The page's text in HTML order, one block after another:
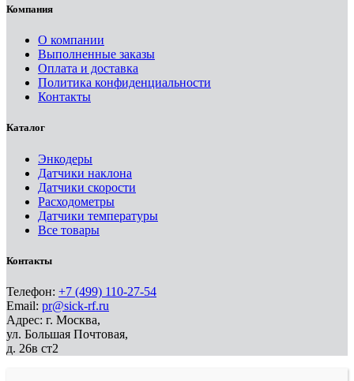
Компания
О компании
Выполненные заказы
Оплата и доставка
Политика конфиденциальности
Контакты
Каталог
Энкодеры
Датчики наклона
Датчики скорости
Расходометры
Датчики температуры
Все товары
Контакты
Телефон: +7 (499) 110-27-54
Email: pr@sick-rf.ru
Адрес: г. Москва,
ул. Большая Почтовая,
д. 26в ст2